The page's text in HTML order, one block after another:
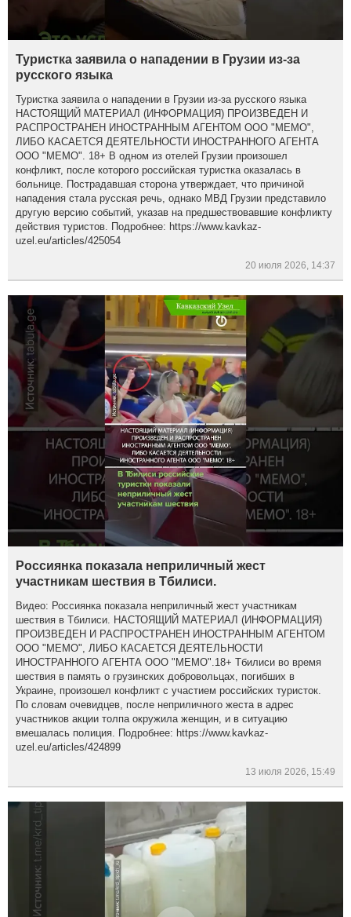
Туристка заявила о нападении в Грузии из-за
русского языка
Туристка заявила о нападении в Грузии из-за русского языка
НАСТОЯЩИЙ МАТЕРИАЛ (ИНФОРМАЦИЯ) ПРОИЗВЕДЕН И
РАСПРОСТРАНЕН ИНОСТРАННЫМ АГЕНТОМ ООО "МЕМО",
ЛИБО КАСАЕТСЯ ДЕЯТЕЛЬНОСТИ ИНОСТРАННОГО АГЕНТА
ООО "МЕМО". 18+ В одном из отелей Грузии произошел
конфликт, после которого российская туристка оказалась в
больнице. Пострадавшая сторона утверждает, что причиной
нападения стала русская речь, однако МВД Грузии представило
другую версию событий, указав на предшествовавшие конфликту
действия туристов. Подробнее: https://www.kavkaz-
uzel.eu/articles/425054
20 июля 2026, 14:37
Россиянка показала неприличный жест
участникам шествия в Тбилиси.
Видео: Россиянка показала неприличный жест участникам
шествия в Тбилиси. НАСТОЯЩИЙ МАТЕРИАЛ (ИНФОРМАЦИЯ)
ПРОИЗВЕДЕН И РАСПРОСТРАНЕН ИНОСТРАННЫМ АГЕНТОМ
ООО "МЕМО", ЛИБО КАСАЕТСЯ ДЕЯТЕЛЬНОСТИ
ИНОСТРАННОГО АГЕНТА ООО "МЕМО".18+ Тбилиси во время
шествия в память о грузинских добровольцах, погибших в
Украине, произошел конфликт с участием российских туристок.
По словам очевидцев, после неприличного жеста в адрес
участников акции толпа окружила женщин, и в ситуацию
вмешалась полиция. Подробнее: https://www.kavkaz-
uzel.eu/articles/424899
13 июля 2026, 15:49